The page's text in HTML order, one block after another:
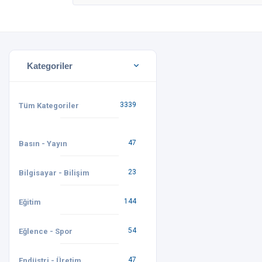
Kategoriler
Tüm Kategoriler 3339
Basın - Yayın 47
Bilgisayar - Bilişim 23
Eğitim 144
Eğlence - Spor 54
47